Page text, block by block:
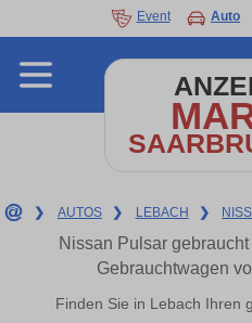
Event Auto
❯ AUTOS ❯ LEBACH ❯
Nissan Pulsar
Gebrauchtwagen
Finden Sie in Lebach Ihren